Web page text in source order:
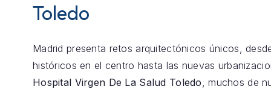
Toledo
Madrid presenta retos arquitectónicos únicos,
históricos en el centro hasta las nuevas
Hospital Virgen De La Salud Toledo , muchos de